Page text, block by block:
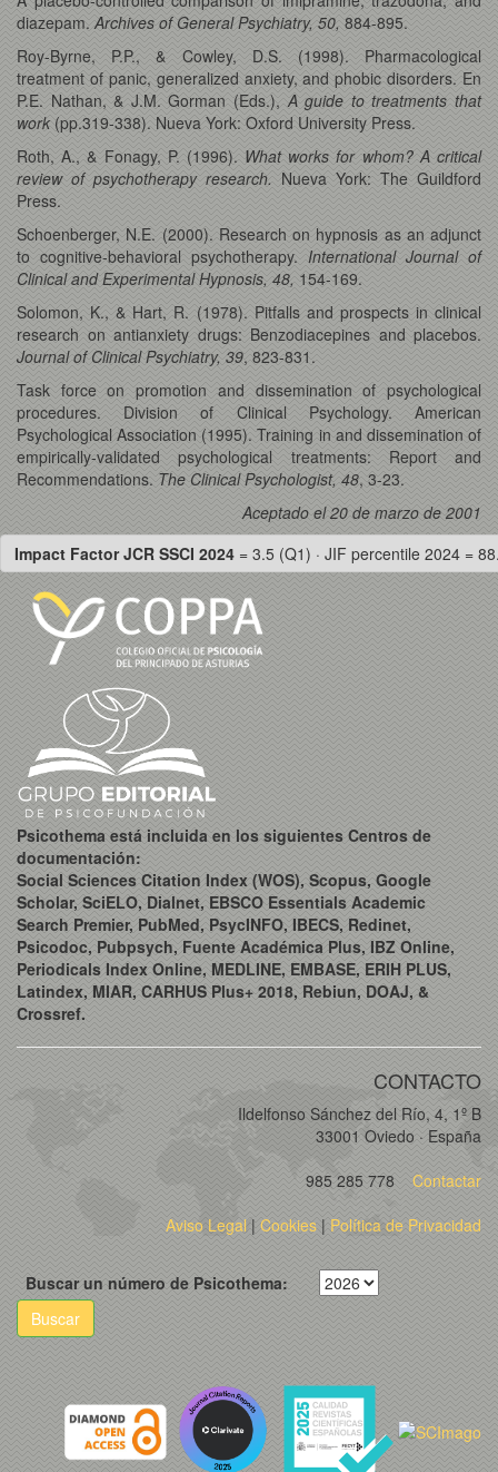
diazepam. Archives of General Psychiatry, 50, 884-895.
Roy-Byrne, P.P., & Cowley, D.S. (1998). Pharmacological
treatment of panic, generalized anxiety, and phobic disorders. En
P.E. Nathan, & J.M. Gorman (Eds.), A guide to treatments that
work(pp.319-338). Nueva York: Oxford University Press.
Roth, A., & Fonagy, P. (1996). What works for whom? A critical
review of psychotherapy research. Nueva York: The Guildford
Press.
Schoenberger, N.E. (2000). Research on hypnosis as an adjunct
to cognitive-behavioral psychotherapy. International Journal of
Clinical and Experimental Hypnosis, 48, 154-169.
Solomon, K., & Hart, R. (1978). Pitfalls and prospects in clinical
research on antianxiety drugs: Benzodiacepines and placebos.
Journal of Clinical Psychiatry, 39, 823-831.
Task force on promotion and dissemination of psychological
procedures. Division of Clinical Psychology. American
Psychological Association (1995). Training in and dissemination of
empirically-validated psychological treatments: Report and
Recommendations. The Clinical Psychologist, 48, 3-23.
Aceptado el 20 de marzo de 2001
Impact Factor JCR SSCI 2024 = 3.5 (Q1) · JIF percentile 2024 =
Psicothema está incluida en los siguientes Centros de
documentación:
Social Sciences Citation Index (WOS), Scopus, Google
Scholar, SciELO, Dialnet, EBSCO Essentials Academic
Search Premier, PubMed, PsycINFO, IBECS, Redinet,
Psicodoc, Pubpsych, Fuente Académica Plus, IBZ Online,
Periodicals Index Online, MEDLINE, EMBASE, ERIH PLUS,
Latindex, MIAR, CARHUS Plus+ 2018, Rebiun, DOAJ, &
Crossref.
CONTACTO
Ildelfonso Sánchez del Río, 4, 1º B
33001 Oviedo · España
985 285 778
Contactar
Aviso Legal| Cookies | Política de Privacidad
Buscar un número de Psicothema:
Buscar